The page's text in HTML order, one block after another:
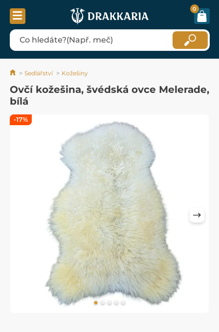
0
Sedlářství Kožešiny
Ovčí kožešina, švédská ovce Melerade,
bílá
-17%